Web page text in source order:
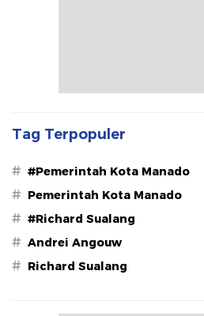
Tag Terpopuler
# #Pemerintah Kota Manado
# Pemerintah Kota Manado
# #Richard Sualang
# Andrei Angouw
# Richard Sualang